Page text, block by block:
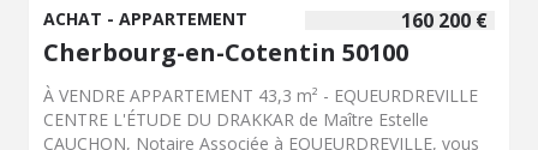
160 200 €
ACHAT - APPARTEMENT
Cherbourg-en-Cotentin 50100
À VENDRE APPARTEMENT 43,3 m² - EQUEURDREVILLE
CENTRE L'ÉTUDE DU DRAKKAR de Maître Estelle
CAUCHON, Notaire Associée à EQUEURDREVILLE, vous